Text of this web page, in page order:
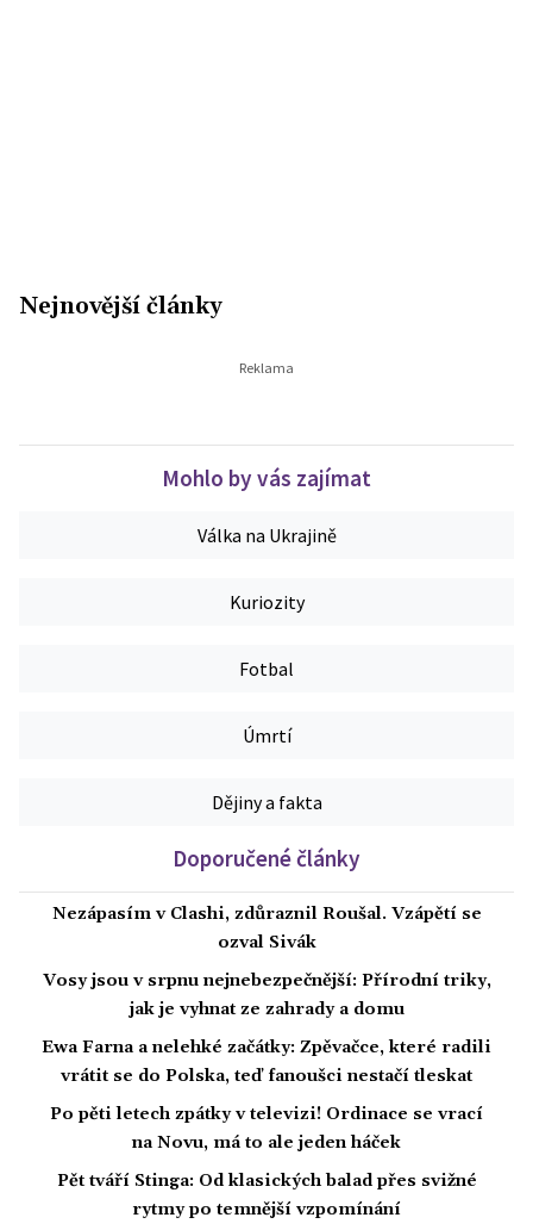
Nejnovější články
Mohlo by vás zajímat
Válka na Ukrajině
Kuriozity
Fotbal
Úmrtí
Dějiny a fakta
Doporučené články
Nezápasím v Clashi, zdůraznil Roušal. Vzápětí se
ozval Sivák
Vosy jsou v srpnu nejnebezpečnější: Přírodní triky,
jak je vyhnat ze zahrady a domu
Ewa Farna a nelehké začátky: Zpěvačce, které radili
vrátit se do Polska, teď fanoušci nestačí tleskat
Po pěti letech zpátky v televizi! Ordinace se vrací
na Novu, má to ale jeden háček
Pět tváří Stinga: Od klasických balad přes svižné
rytmy po temnější vzpomínání